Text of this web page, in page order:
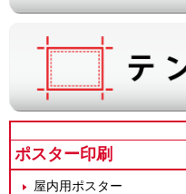
ポスター印刷
屋内用ポスター